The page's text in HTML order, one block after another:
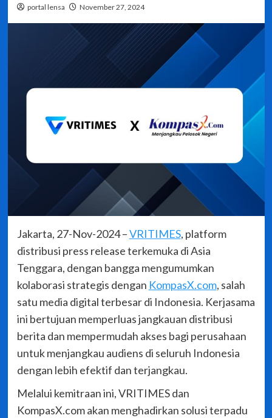
portal lensa November 27, 2024
Jakarta, 27-Nov-2024 –VRITIMES, platform
distribusi press release terkemuka di Asia
Tenggara, dengan bangga mengumumkan
kolaborasi strategis dengan KompasX.com, salah
satu media digital terbesar di Indonesia. Kerjasama
ini bertujuan memperluas jangkauan distribusi
berita dan mempermudah akses bagi perusahaan
untuk menjangkau audiens di seluruh Indonesia
dengan lebih efektif dan terjangkau.
Melalui kemitraan ini, VRITIMES dan
KompasX.com akan menghadirkan solusi terpadu